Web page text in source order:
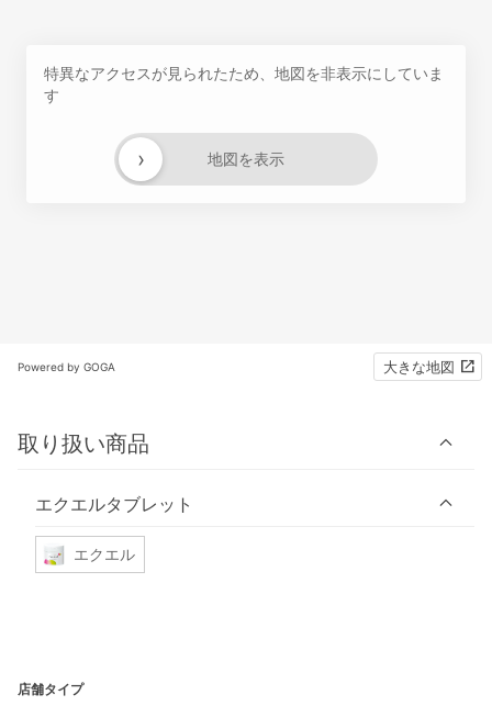
特異なアクセスが見られたため、地図を非表示にしていま
す
地図を表示
›
Powered by GOGA 大きな地図
取り扱い商品
エクエルタブレット
エクエル
店舗タイプ